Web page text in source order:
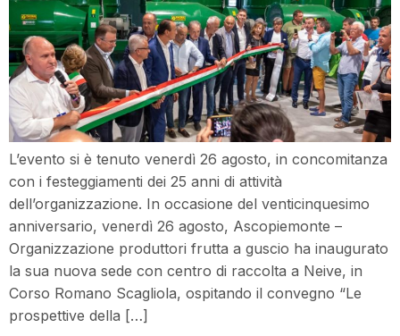
L’evento si è tenuto venerdì 26 agosto, in concomitanza
con i festeggiamenti dei 25 anni di attività
dell’organizzazione. In occasione del venticinquesimo
anniversario, venerdì 26 agosto, Ascopiemonte –
Organizzazione produttori frutta a guscio ha inaugurato
la sua nuova sede con centro di raccolta a Neive, in
Corso Romano Scagliola, ospitando il convegno “Le
prospettive della […]